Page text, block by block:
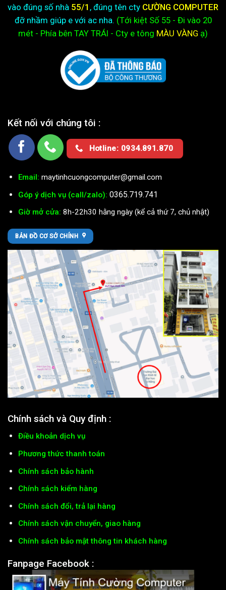
vào đúng số nhà 55/1 , đúng tên cty CƯỜNG COMPUTER
đỡ nhầm giúp e với ac nha. (Tới kiệtSố 55 - Đi vào 20
mét - Phía bên TAY TRÁI - Cty e tông MÀU VÀNG ạ)
Kết nối với chúng tôi :
Hotline: 0934.891.870
Email: maytinhcuongcomputer@gmail.com
Góp ý dịch vụ (call/zalo): 0365.719.741
Giờ mở cửa: 8h-22h30 hằng ngày (kể cả thứ 7, chủ nhật)
BẢN ĐỒ CƠ SỞ CHÍNH
Chính sách và Quy định :
Điều khoản dịch vụ
Phương thức thanh toán
Chính sách bảo hành
Chính sách kiểm hàng
Chính sách đổi, trả lại hàng
Chính sách vận chuyển, giao hàng
Chính sách bảo mật thông tin khách hàng
Fanpage Facebook :